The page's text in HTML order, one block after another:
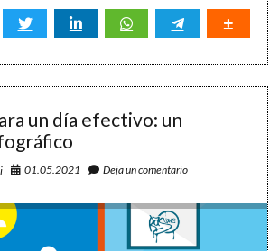
un día efectivo: un
01.05.2021 Deja un comentario